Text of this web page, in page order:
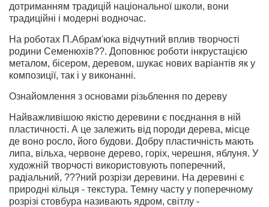
дотриманням традицій національної школи, вони
традиційні і модерні водночас.
На роботах П.Абрам'юка відчутний вплив творчості
родини Семенюхів??. Доповнює роботи інкрустацією
металом, бісером, деревом, шукає нових варіантів як у
композиції, так і у виконанні.
Ознайомлення з основами різьблення по дереву
Найважливішою якістю деревини є поєднання в ній
пластичності. А це залежить від породи дерева, місце
де воно росло, його будови. Добру пластичність мають
липа, вільха, червоне дерево, горіх, черешня, яблуня. У
художній творчості використовують поперечний,
радіальний, ???ний розрізи деревини. На деревині є
природні кільця - текстура. Темну часту у поперечному
розрізі стовбура називають ядром, світлу -